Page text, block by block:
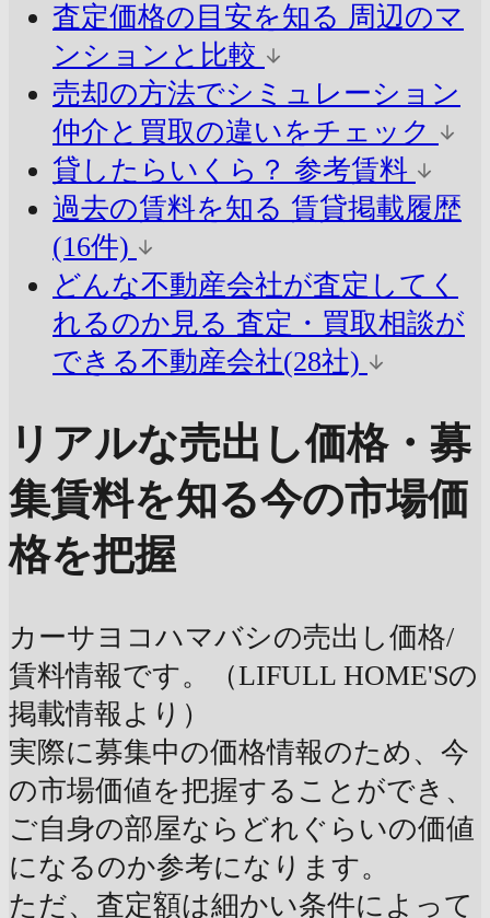
査定価格の目安を知る 周辺のマ
ンションと比較
売却の方法でシミュレーション
仲介と買取の違いをチェック
貸したらいくら？ 参考賃料
過去の賃料を知る 賃貸掲載履歴
(16件)
どんな不動産会社が査定してく
れるのか見る 査定・買取相談が
できる不動産会社(28社)
リアルな売出し価格・募
集賃料を知る今の市場価
格を把握
カーサヨコハマバシの売出し価格/
賃料情報です。（LIFULL HOME'Sの
掲載情報より）
実際に募集中の価格情報のため、今
の市場価値を把握することができ、
ご自身の部屋ならどれぐらいの価値
になるのか参考になります。
ただ、査定額は細かい条件によって